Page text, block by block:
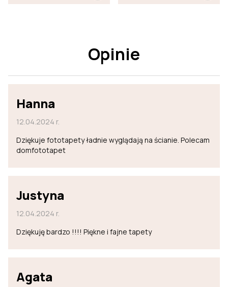
Opinie
Hanna
12.04.2024 r.
Dziękuje fototapety ładnie wyglądają na ścianie. Polecam
domfototapet
Justyna
12.04.2024 r.
Dziękuję bardzo !!!! Piękne i fajne tapety
Agata